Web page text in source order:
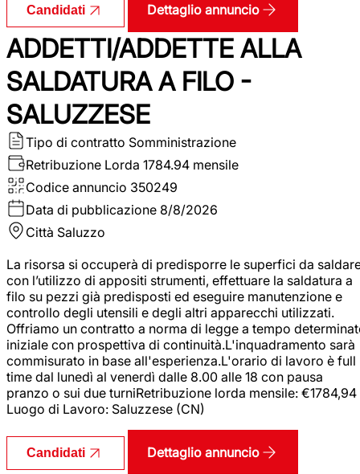
Candidati Dettaglio annuncio
ADDETTI/ADDETTE ALLA
SALDATURA A FILO -
SALUZZESE
Tipo di contratto Somministrazione
Retribuzione Lorda 1784.94 mensile
Codice annuncio 350249
Data di pubblicazione 8/8/2026
Città Saluzzo
La risorsa si occuperà di predisporre le superfici da
con l’utilizzo di appositi strumenti, effettuare la saldatura a
filo su pezzi già predisposti ed eseguire manutenzione e
controllo degli utensili e degli altri apparecchi utilizzati.
Offriamo un contratto a norma di legge a tempo
iniziale con prospettiva di continuità.L'inquadramento sarà
commisurato in base all'esperienza.L'orario di lavoro è full
time dal lunedì al venerdì dalle 8.00 alle 18 con pausa
pranzo o sui due turniRetribuzione lorda mensile: €1784,94
Luogo di Lavoro: Saluzzese (CN)
Candidati Dettaglio annuncio